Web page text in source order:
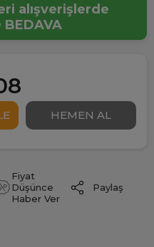
alışverişlerde
BEDAVA
Fiyat
Düşünce
Haber Ver
Paylaş